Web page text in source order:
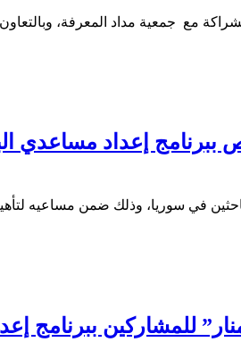
مع جمعية مداد المعرفة، وبالتعاون
في سوريا، وذلك ضمن مساعيه
للمشاركين ببرنامج